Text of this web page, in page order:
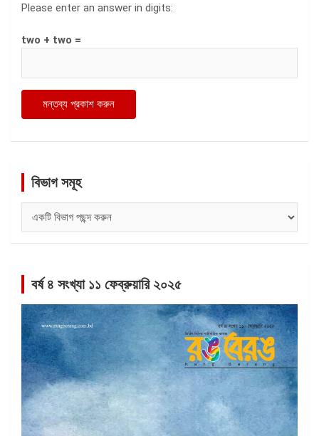
Please enter an answer in digits:
two + two =
বিভাগ সমূহ
সমূহ
বর্ষ ৪ সংখ্যা ১১ ফেব্রুয়ারি ২০২৫